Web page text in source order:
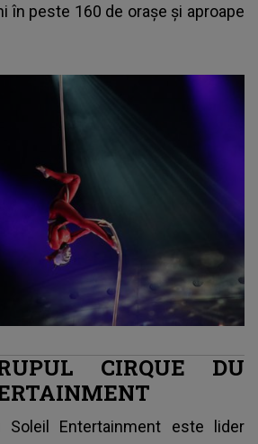
în peste 160 de orașe și aproape
CIRQUE DU
Soleil Entertainment este lider